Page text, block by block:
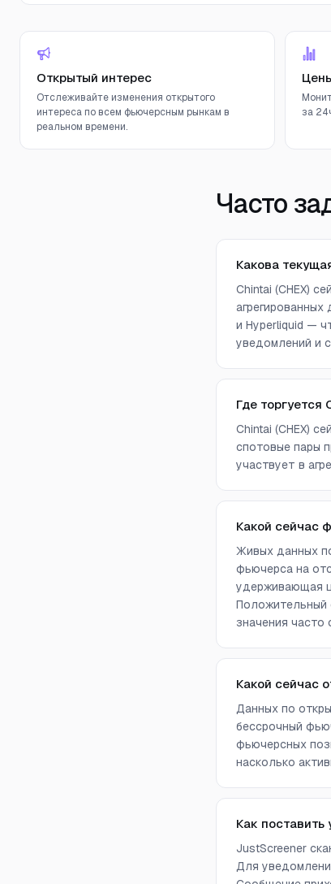
Открытый интерес
Отслеживайте изменения открытого
интереса по всем фьючерсным рынкам в
реальном времени.
за
Часто
Какова
Chintai (CHEX)
агрегированных
и Hyperliquid —
уведомлений и
Где торгуется
Chintai (CHEX)
спотовые пары
участвует в
Какой сейчас
Живых данных
фьючерса на
удерживающая
Положительный
значения
Какой сейчас
Данных по
бессрочный
фьючерсных
насколько
Как
JustScreener
Для